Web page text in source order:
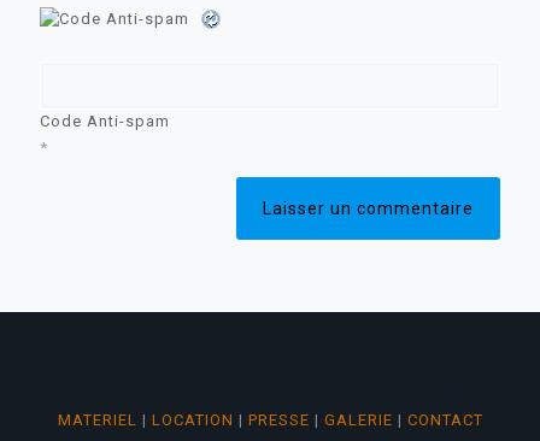
Code Anti-spam
*
MATERIEL | LOCATION | PRESSE | GALERIE | CONTACT